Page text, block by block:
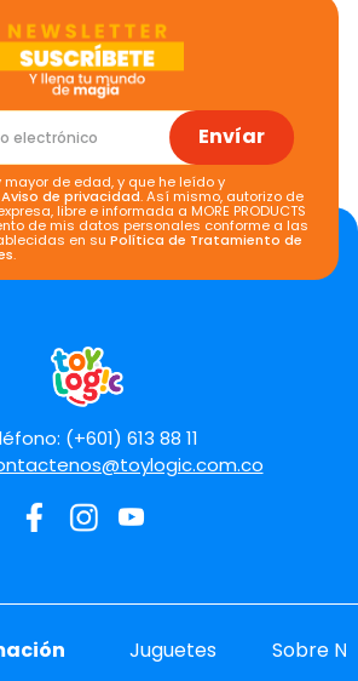
Envíar
mayor de edad, y que he leído y
Aviso de privacidad. Así mismo, autorizo de
libre e informada a MORE PRODUCTS
de mis datos personales conforme a las
en suPolítica de Tratamiento de
.
(+601) 613 88 11
Juguetes Sobre